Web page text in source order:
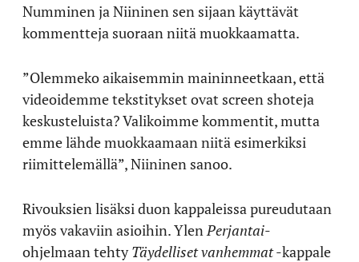
Numminen ja Niininen sen sijaan käyttävät
kommentteja suoraan niitä muokkaamatta.
”Olemmeko aikaisemmin maininneetkaan, että
videoidemme tekstitykset ovat screen shoteja
keskusteluista? Valikoimme kommentit, mutta
emme lähde muokkaamaan niitä esimerkiksi
riimittelemällä”, Niininen sanoo.
Rivouksien lisäksi duon kappaleissa pureudutaan
myös vakaviin asioihin. Ylen Perjantai-
ohjelmaan tehtyTäydelliset vanhemmat-kappale